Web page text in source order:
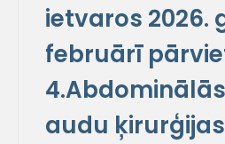
ietvaros 2026.
februārī
audu